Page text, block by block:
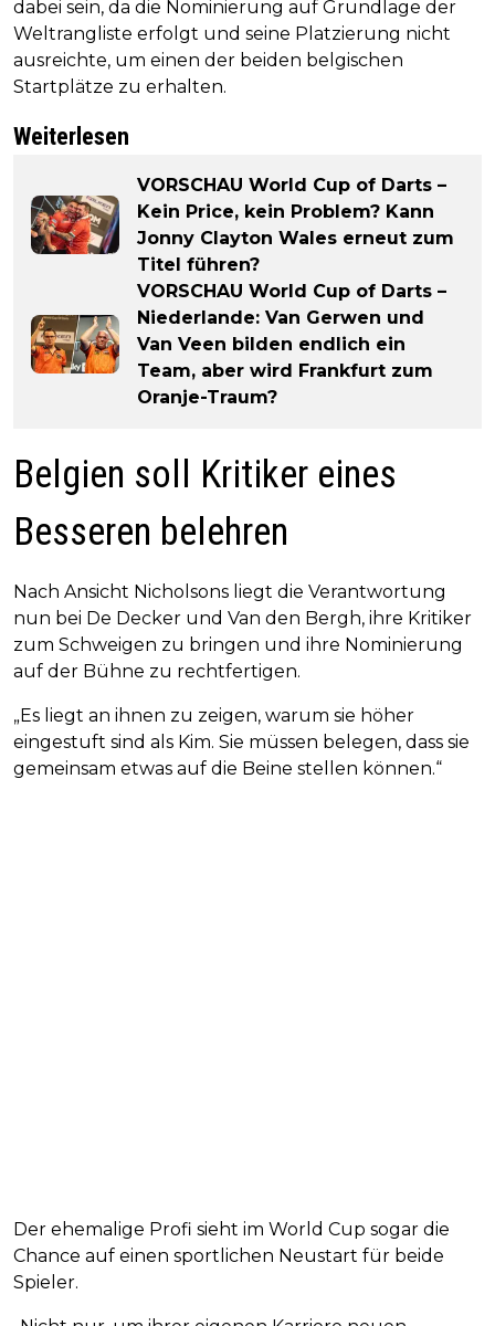
dabei sein, da die Nominierung auf Grundlage der
Weltrangliste erfolgt und seine Platzierung nicht
ausreichte, um einen der beiden belgischen
Startplätze zu erhalten.
Weiterlesen
VORSCHAU World Cup of Darts –
Kein Price, kein Problem? Kann
Jonny Clayton Wales erneut zum
Titel führen?
VORSCHAU World Cup of Darts –
Niederlande: Van Gerwen und
Van Veen bilden endlich ein
Team, aber wird Frankfurt zum
Oranje-Traum?
Belgien soll Kritiker eines
Besseren belehren
Nach Ansicht Nicholsons liegt die Verantwortung
nun bei De Decker und Van den Bergh, ihre Kritiker
zum Schweigen zu bringen und ihre Nominierung
auf der Bühne zu rechtfertigen.
„Es liegt an ihnen zu zeigen, warum sie höher
eingestuft sind als Kim. Sie müssen belegen, dass sie
gemeinsam etwas auf die Beine stellen können.“
Der ehemalige Profi sieht im World Cup sogar die
Chance auf einen sportlichen Neustart für beide
Spieler.